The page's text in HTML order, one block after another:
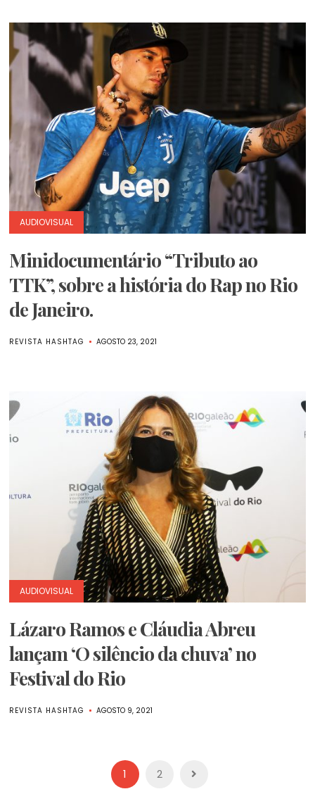
AUDIOVISUAL
Minidocumentário “Tributo ao
TTK”, sobre a história do Rap no Rio
de Janeiro.
REVISTA HASHTAG AGOSTO 23, 2021
AUDIOVISUAL
Lázaro Ramos e Cláudia Abreu
lançam ‘O silêncio da chuva’ no
Festival do Rio
REVISTA HASHTAG AGOSTO 9, 2021
1 2